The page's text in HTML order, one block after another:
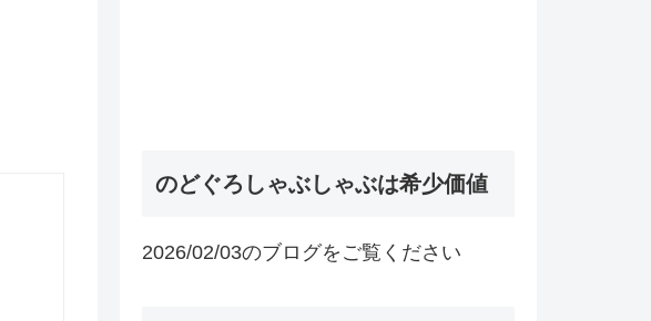
のどぐろしゃぶしゃぶは希少価値
2026/02/03のブログをご覧ください